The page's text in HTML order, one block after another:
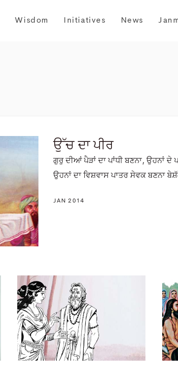
Wisdom Initiatives News
ਉੱਚ ਦਾ ਪੀਰ
ਗੁਰੁ ਦੀਆਂ ਪੈੜਾਂ ਦਾ ਪਾਂਧੀ ਬਣਨਾ, ਉਹਨਾਂ ਦੇ
ਉਹਨਾਂ ਦਾ ਵਿਸ਼ਵਾਸ ਪਾਤਰ ਸੇਵਕ ਬਣਨਾ
JAN 2014